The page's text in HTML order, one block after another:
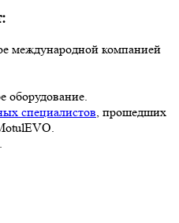
международной компанией
оборудование.
специалистов, прошедших